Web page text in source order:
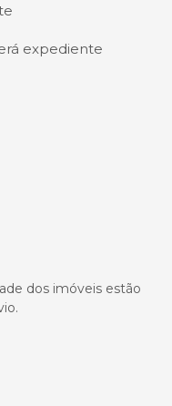
expediente
dos imóveis estão